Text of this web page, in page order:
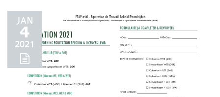
JAN
4
2021